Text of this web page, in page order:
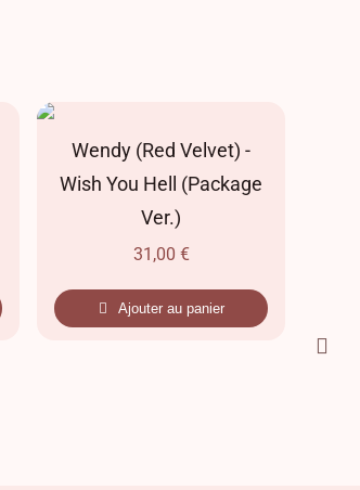
Wendy (Red Velvet) -
Wish You Hell (Package
Ver.)
31,00 €
Ajouter au panier